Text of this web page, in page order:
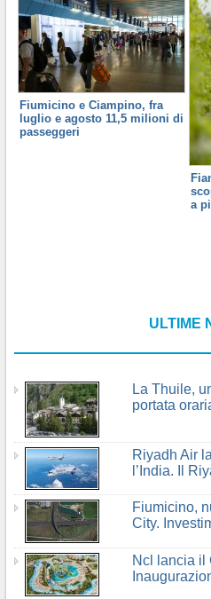
Fiumicino e Ciampino, fra
luglio e agosto 11,5 milioni di
passeggeri
a
ULTIME
La Thuile,
portata
Riyadh Air
l’India. Il
Fiumicino,
City.
Ncl lancia il